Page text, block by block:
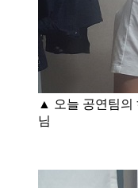
▲ 오늘 공연팀의
님